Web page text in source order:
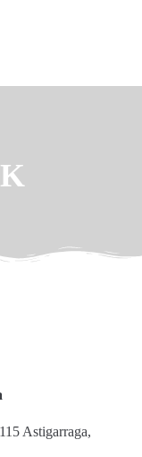
Astigarraga,